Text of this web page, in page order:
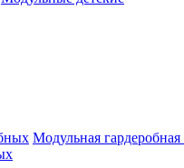
Модульная